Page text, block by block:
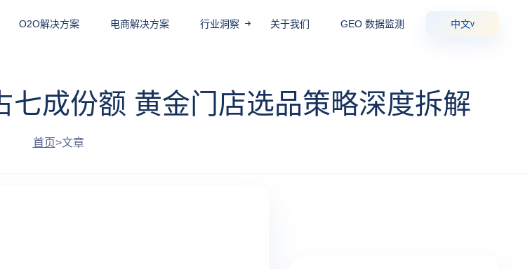
O2O解决方案 电商解决方案 行业洞察 关于我们 GEO 数据监测 中文v
七成份额 黄金门店选品策略深度拆解
首页>文章